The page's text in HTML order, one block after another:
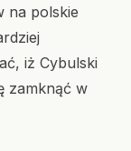
na polskie
iż Cybulski
zamknąć w